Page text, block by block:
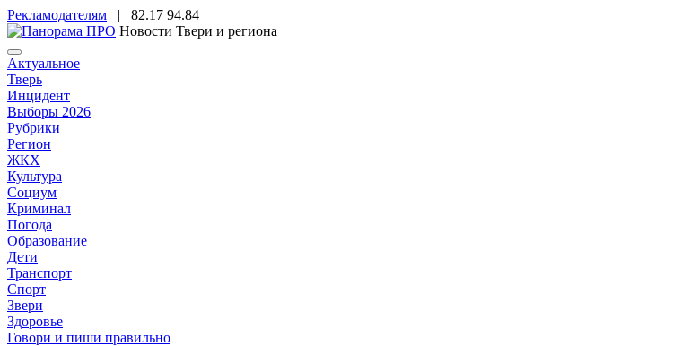
Рекламодателям | 82.17 94.84
Новости Твери и региона
Актуальное
Тверь
Инцидент
Выборы 2026
Рубрики
Регион
ЖКХ
Культура
Социум
Криминал
Погода
Образование
Дети
Транспорт
Спорт
Звери
Здоровье
Говори и пиши правильно